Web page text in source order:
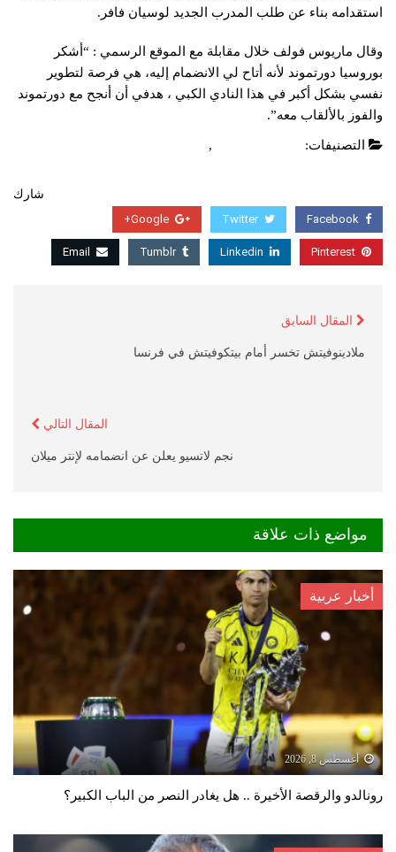
استقدامه بناء عن طلب المدرب الجديد لوسيان فافر.
وقال ماريوس فولف خلال مقابلة مع الموقع الرسمي : “أشكر
بوروسيا دورتموند لأنه أتاح لي الانضمام إليه، هي فرصة لتطوير
نفسي بشكل أكبر في هذا النادي الكبي ، هدفي أن أنجح مع دورتموند
والفوز بالألقاب معه”.
التصنيفات: ,
شارك
Facebook
Twitter
Google+
Pinterest
Linkedin
Tumblr
Email
المقال السابق
ملادينوفيتش تخسر أمام بيتكوفيتش في فرنسا
المقال التالي
نجم لاتسيو يعلن عن انضمامه لإنتر ميلان
مواضع ذات علاقة
أخبار عربية
أغسطس 8, 2026
رونالدو والرقصة الأخيرة .. هل يغادر النصر من الباب الكبير؟